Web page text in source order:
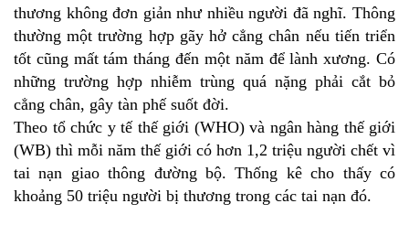
thương không đơn giản như nhiều người đã nghĩ. Thông
thường một trường hợp gãy hở cẳng chân nếu tiến triển
tốt cũng mất tám tháng đến một năm để lành xương. Có
những trường hợp nhiễm trùng quá nặng phải cắt bỏ
cẳng chân, gây tàn phế suốt đời.
Theo tổ chức y tế thế giới (WHO) và ngân hàng thế giới
(WB) thì mỗi năm thế giới có hơn 1,2 triệu người chết vì
tai nạn giao thông đường bộ. Thống kê cho thấy có
khoảng 50 triệu người bị thương trong các tai nạn đó.